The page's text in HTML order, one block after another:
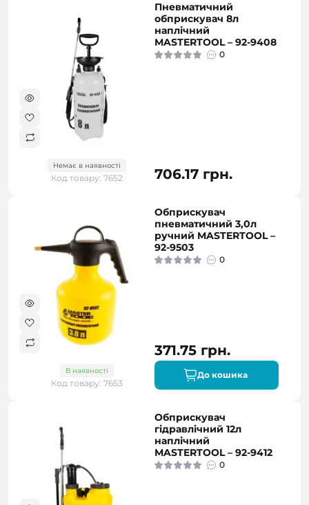
Немає в наявності
Код товару: 7652
Пневматичний
обприскувач 8л
наплічний
MASTERTOOL – 92-9408
0
706.17 грн.
В наявності
Код товару: 7653
Обприскувач
пневматичний 3,0л
ручний MASTERTOOL –
92-9503
0
371.75 грн.
До кошика
Обприскувач
гідравлічний 12л
наплічний
MASTERTOOL – 92-9412
0